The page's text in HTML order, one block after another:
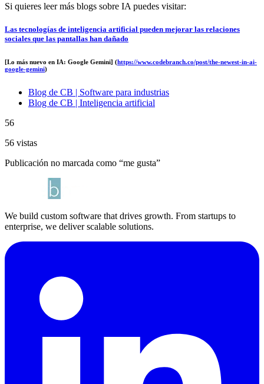
Si quieres leer más blogs sobre IA puedes visitar:
Las tecnologías de inteligencia artificial pueden mejorar las relaciones
sociales que las pantallas han dañado
[Lo más nuevo en IA: Google Gemini] (https://www.codebranch.co/post/the-newest-in-ai-
google-gemini)
Blog de CB | Software para industrias
Blog de CB | Inteligencia artificial
56
56 vistas
Publicación no marcada como “me gusta”
We build custom software that drives growth. From startups to
enterprise, we deliver scalable solutions.